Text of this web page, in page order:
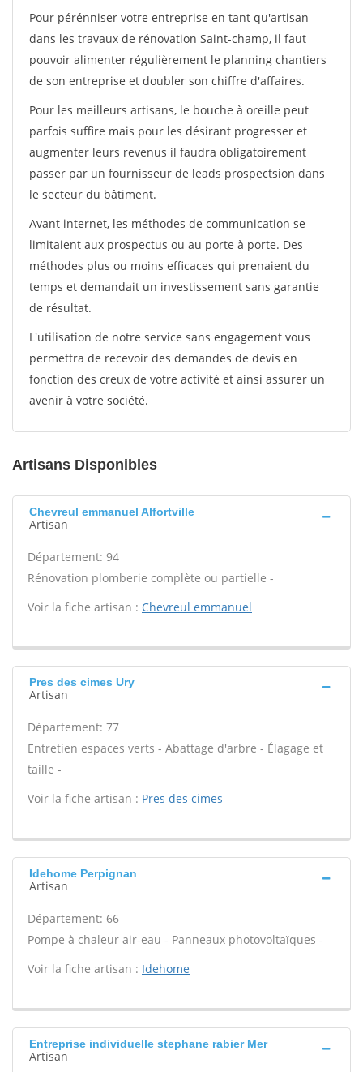
Pour pérénniser votre entreprise en tant qu'artisan
dans les travaux de rénovation Saint-champ, il faut
pouvoir alimenter régulièrement le planning chantiers
de son entreprise et doubler son chiffre d'affaires.
Pour les meilleurs artisans, le bouche à oreille peut
parfois suffire mais pour les désirant progresser et
augmenter leurs revenus il faudra obligatoirement
passer par un fournisseur de leads prospectsion dans
le secteur du bâtiment.
Avant internet, les méthodes de communication se
limitaient aux prospectus ou au porte à porte. Des
méthodes plus ou moins efficaces qui prenaient du
temps et demandait un investissement sans garantie
de résultat.
L'utilisation de notre service sans engagement vous
permettra de recevoir des demandes de devis en
fonction des creux de votre activité et ainsi assurer un
avenir à votre société.
Artisans Disponibles
Chevreul emmanuel Alfortville
Artisan
Département: 94
Rénovation plomberie complète ou partielle -
Voir la fiche artisan : Chevreul emmanuel
Pres des cimes Ury
Artisan
Département: 77
Entretien espaces verts - Abattage d'arbre - Élagage et
taille -
Voir la fiche artisan : Pres des cimes
Idehome Perpignan
Artisan
Département: 66
Pompe à chaleur air-eau - Panneaux photovoltaïques -
Voir la fiche artisan : Idehome
Entreprise individuelle stephane rabier Mer
Artisan